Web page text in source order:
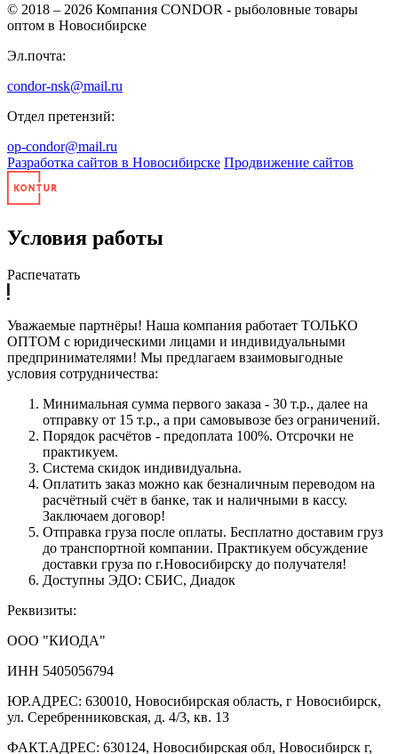
© 2018 – 2026 Компания CONDOR - рыболовные товары
оптом в Новосибирске
Эл.почта:
condor-nsk@mail.ru
Отдел претензий:
op-condor@mail.ru
Разработка сайтов в Новосибирске Продвижение сайтов
Условия работы
Распечатать
Уважаемые партнёры! Наша компания работает ТОЛЬКО
ОПТОМ с юридическими лицами и индивидуальными
предпринимателями! Мы предлагаем взаимовыгодные
условия сотрудничества:
Минимальная сумма первого заказа - 30 т.р., далее на
отправку от 15 т.р., а при самовывозе без ограничений.
Порядок расчётов - предоплата 100%. Отсрочки не
практикуем.
Система скидок индивидуальна.
Оплатить заказ можно как безналичным переводом на
расчётный счёт в банке, так и наличными в кассу.
Заключаем договор!
Отправка груза после оплаты. Бесплатно доставим груз
до транспортной компании. Практикуем обсуждение
доставки груза по г.Новосибирску до получателя!
Доступны ЭДО: СБИС, Диадок
Реквизиты:
ООО "КИОДА"
ИНН 5405056794
ЮР.АДРЕС: 630010, Новосибирская область, г Новосибирск,
ул. Серебренниковская, д. 4/3, кв. 13
ФАКТ.АДРЕС: 630124, Новосибирская обл, Новосибирск г,